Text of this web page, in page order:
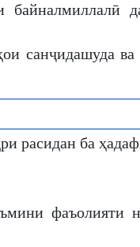
байналмиллалӣ
санҷидашуда
расидан ба
фаъолияти